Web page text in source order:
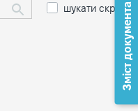
шукати скрізьЗміст документа